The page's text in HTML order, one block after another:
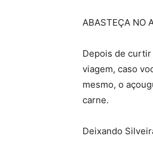
ABASTEÇA NO
Depois de curtir
viagem, caso
mesmo, o
carne.
Deixando